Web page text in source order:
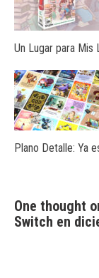
Un Lugar para
Plano Detalle: Ya
One thought
Switch en